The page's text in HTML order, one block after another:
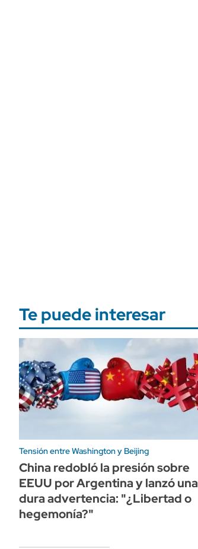
Te puede interesar
Tensión entre Washington y Beijing
China redobló la presión sobre
EEUU por Argentina y lanzó una
dura advertencia: "¿Libertad o
hegemonía?"